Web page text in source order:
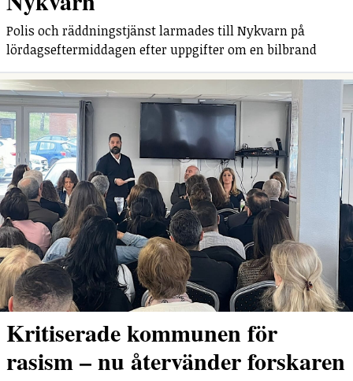
Polis och räddningstjänst larmades till Nykvarn på
lördagseftermiddagen efter uppgifter om en bilbrand
Kritiserade kommunen för
rasism – nu återvänder forskaren